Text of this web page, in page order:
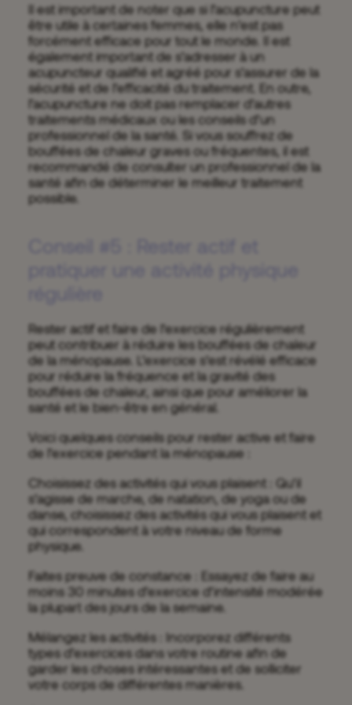
Il est important de noter que si l’acupuncture peut
être utile à certaines femmes, elle n’est pas
forcément efficace pour tout le monde. Il est
également important de s’adresser à un
acupuncteur qualifié et agréé pour s’assurer de la
sécurité et de l’efficacité du traitement. En outre,
l’acupuncture ne doit pas remplacer d’autres
traitements médicaux ou les conseils d’un
professionnel de la santé. Si vous souffrez de
bouffées de chaleur graves ou fréquentes, il est
recommandé de consulter un professionnel de la
santé afin de déterminer le meilleur traitement
possible.
Conseil #5 : Rester actif et
Rester actif et faire de l’exercice régulièrement
peut contribuer à réduire les bouffées de chaleur
de la ménopause. L’exercice s’est révélé efficace
pour réduire la fréquence et la gravité des
bouffées de chaleur, ainsi que pour améliorer la
santé et le bien-être en général.
Voici quelques conseils pour rester active et faire
de l’exercice pendant la ménopause :
Choisissez des activités qui vous plaisent : Qu’il
s’agisse de marche, de natation, de yoga ou de
danse, choisissez des activités qui vous plaisent et
qui correspondent à votre niveau de forme
physique.
Faites preuve de constance : Essayez de faire au
moins 30 minutes d’exercice d’intensité modérée
la plupart des jours de la semaine.
Mélangez les activités : Incorporez différents
types d’exercices dans votre routine afin de
garder les choses intéressantes et de solliciter
votre corps de différentes manières.